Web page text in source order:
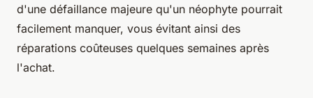
d'une défaillance majeure qu'un néophyte pourrait
facilement manquer, vous évitant ainsi des
réparations coûteuses quelques semaines après
l'achat.